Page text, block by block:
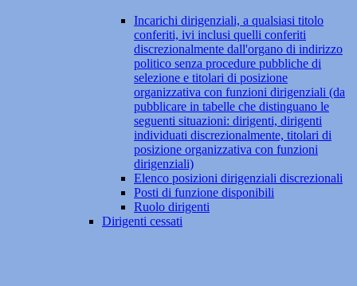
Incarichi dirigenziali, a qualsiasi titolo
conferiti, ivi inclusi quelli conferiti
discrezionalmente dall'organo di indirizzo
politico senza procedure pubbliche di
selezione e titolari di posizione
organizzativa con funzioni dirigenziali (da
pubblicare in tabelle che distinguano le
seguenti situazioni: dirigenti, dirigenti
individuati discrezionalmente, titolari di
posizione organizzativa con funzioni
dirigenziali)
Elenco posizioni dirigenziali discrezionali
Posti di funzione disponibili
Ruolo dirigenti
Dirigenti cessati